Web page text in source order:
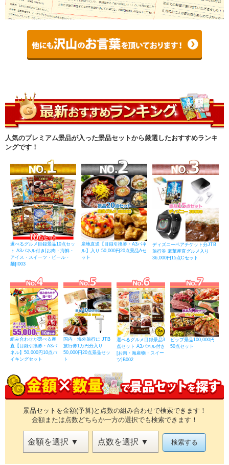
人気のプレミアム景品が入った景品セットから厳選したおすすめランキ
ングです！
選べるグルメ目録景品10点セッ
ト A3パネル付き[お肉・海鮮・
アイス・スイーツ・ビール・
麺]I003
産地直送【目録引換券・A3パネ
ル】入り 50,000円20点景品Aセ
ット
ディズニーペアチケット分JTB
旅行券 豪華産直グルメ入り
36,000円15点Cセット
組み合わせが選べる産
直【目録引換券・A3パ
ネル】50,000円10点バ
イキングセット
国内・海外旅行に JTB
旅行券1万円分入り
50,000円20点景品セッ
ト
選べるグルメ目録景品3
点セット A3パネル付き
[お肉・海産物・スイー
ツ]B002
ビップ景品100,000円
50点セット
景品セットを金額(予算)と点数の組み合わせで検索できます！
金額または点数どちらか一方の選択でも検索できます！